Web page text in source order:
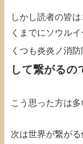
しかし読者の皆
くまでにソウル
くつも炎炎ノ消
して繋がるの
こう思った方は
次は世界が繋が